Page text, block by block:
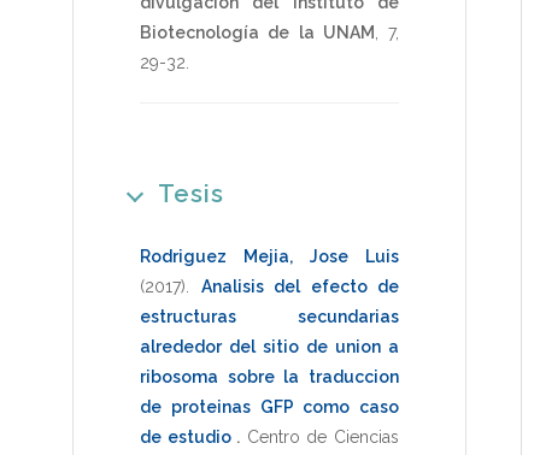
Biotecnología de la UNAM
7,
29-32
Tesis
Rodriguez Mejia, Jose Luis
(2017)
Analisis del efecto de
estructuras secundarias
alrededor del sitio de union a
ribosoma sobre la traduccion
de proteinas GFP como caso
de estudio . Centro de Ciencias